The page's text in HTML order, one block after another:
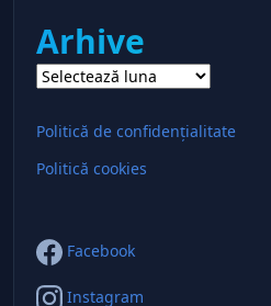
Arhive
Arhive
Politică de confidențialitate
Politică cookies
Facebook
Instagram